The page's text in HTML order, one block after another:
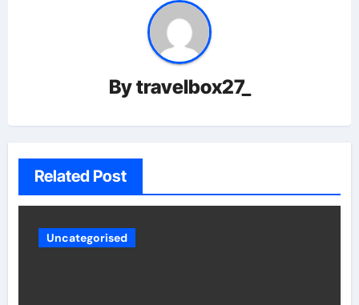
Bytravelbox27_
Related Post
Uncategorised